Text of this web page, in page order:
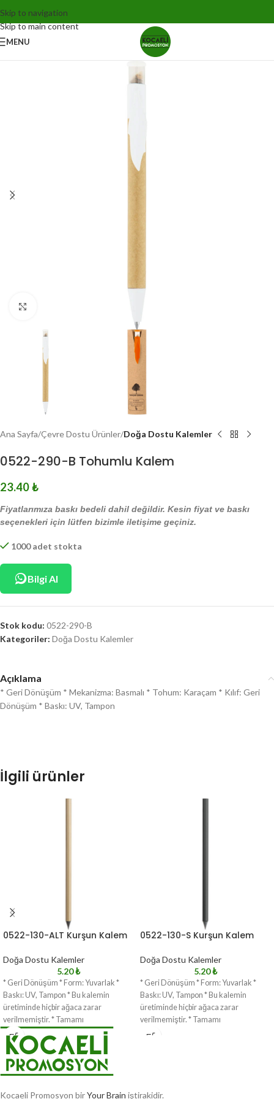
Skip to navigation
Skip to main content
MENU
Ana Sayfa Çevre Dostu Ürünler Doğa Dostu Kalemler
0522-290-B Tohumlu Kalem
23.40₺
Fiyatlarımıza baskı bedeli dahil değildir. Kesin fiyat ve baskı
seçenekleri için lütfen bizimle iletişime geçiniz.
1000 adet stokta
Bilgi Al
Stok kodu: 0522-290-B
Kategoriler: Doğa Dostu Kalemler
Açıklama
* Geri Dönüşüm * Mekanizma: Basmalı * Tohum: Karaçam * Kılıf: Geri
Dönüşüm * Baskı: UV, Tampon
İlgili ürünler
0522-130-ALT Kurşun Kalem
Doğa Dostu Kalemler
5.20₺
* Geri Dönüşüm * Form: Yuvarlak *
Baskı: UV, Tampon * Bu kalemin
üretiminde hiçbir ağaca zarar
verilmemiştir. * Tamamı
0522-130-S Kurşun Kalem
Doğa Dostu Kalemler
5.20₺
* Geri Dönüşüm * Form: Yuvarlak *
Baskı: UV, Tampon * Bu kalemin
üretiminde hiçbir ağaca zarar
verilmemiştir. * Tamamı
Kocaeli Promosyon birYour Brain iştirakidir.